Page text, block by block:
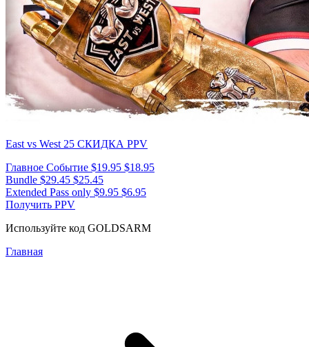
East vs West 25 СКИДКА PPV
Главное Событие $19.95 $18.95
Bundle $29.45 $25.45
Extended Pass only $9.95 $6.95
Получить PPV
Используйте код GOLDSARM
Главная